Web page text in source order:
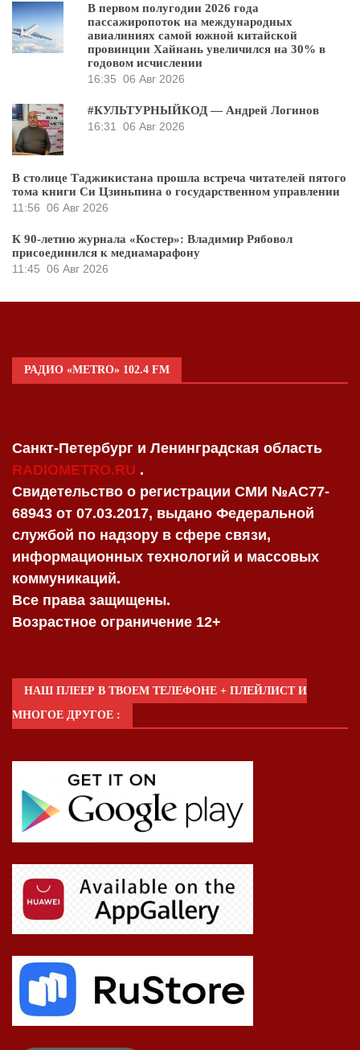
В первом полугодии 2026 года
пассажиропоток на международных
авиалиниях самой южной китайской
провинции Хайнань увеличился на 30% в
годовом исчислении
16:35 06 Авг 2026
#КУЛЬТУРНЫЙКОД — Андрей Логинов
16:31
06 Авг 2026
В столице Таджикистана прошла встреча читателей пятого
тома книги Си Цзиньпина о государственном управлении
11:56 06 Авг 2026
К 90-летию журнала «Костер»: Владимир Рябовол
присоединился к медиамарафону
11:45 06 Авг 2026
РАДИО «METRO» 102.4 FM
Санкт-Петербург и Ленинградская область
RADIOMETRO.RU .
Свидетельство о регистрации СМИ №AC77-
68943 от 07.03.2017, выдано Федеральной
службой по надзору в сфере связи,
информационных технологий и массовых
коммуникаций.
Все права защищены.
Возрастное ограничение 12+
НАШ ПЛЕЕР В ТВОЕМ ТЕЛЕФОНЕ + ПЛЕЙЛИСТ И
МНОГОЕ ДРУГОЕ :